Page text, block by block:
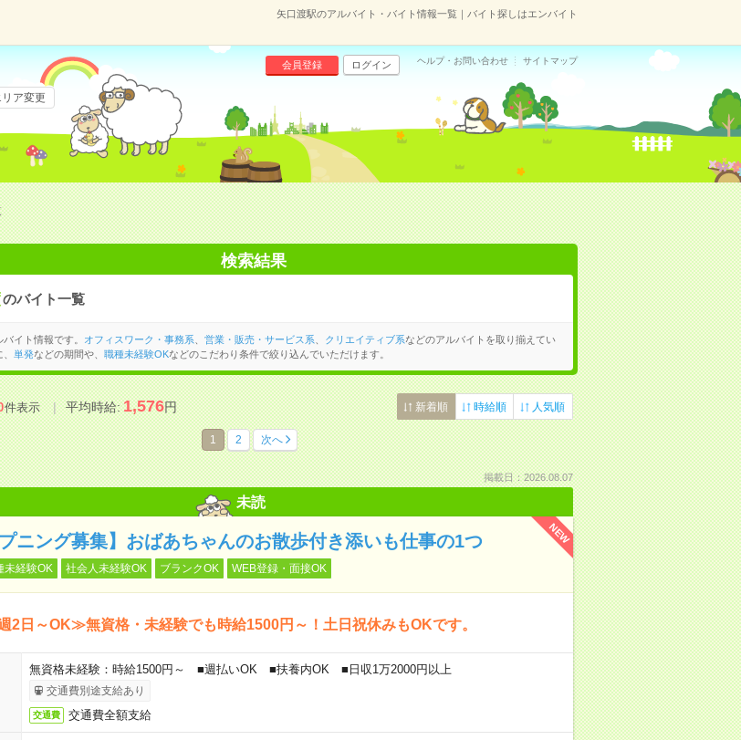
矢口渡駅のアルバイト・バイト情報一覧｜バイト探しはエンバイト
会員登録 ログイン ヘルプ・お問い合わせ サイトマップ
リア変更
検索結果
のバイト一覧
イト情報です。 オフィスワーク・事務系 営業・販売・サービス系 クリエイティブ系などのアルバイトを取り揃えてい
単発などの期間や、 職種未経験OKなどのこだわり条件で絞り込んでいただけます。
件表示 平均時給:1,576円 新着順 時給順 人気順
1 2 次へ
掲載日：2026.08.07
未読
NEW
プニング募集】おばあちゃんのお散歩付き添いも仕事の1つ
未経験OK 社会人未経験OK ブランクOK WEB登録・面接OK
2日～OK≫無資格・未経験でも時給1500円～！土日祝休みもOKです。
無資格未経験：時給1500円～ ■週払いOK ■扶養内OK ■日収1万2000円以上
交通費別途支給あり
交通費 交通費全額支給